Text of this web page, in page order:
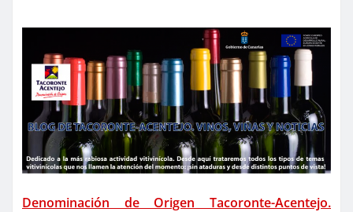
Denominación de Origen Tacoronte-Acentejo.